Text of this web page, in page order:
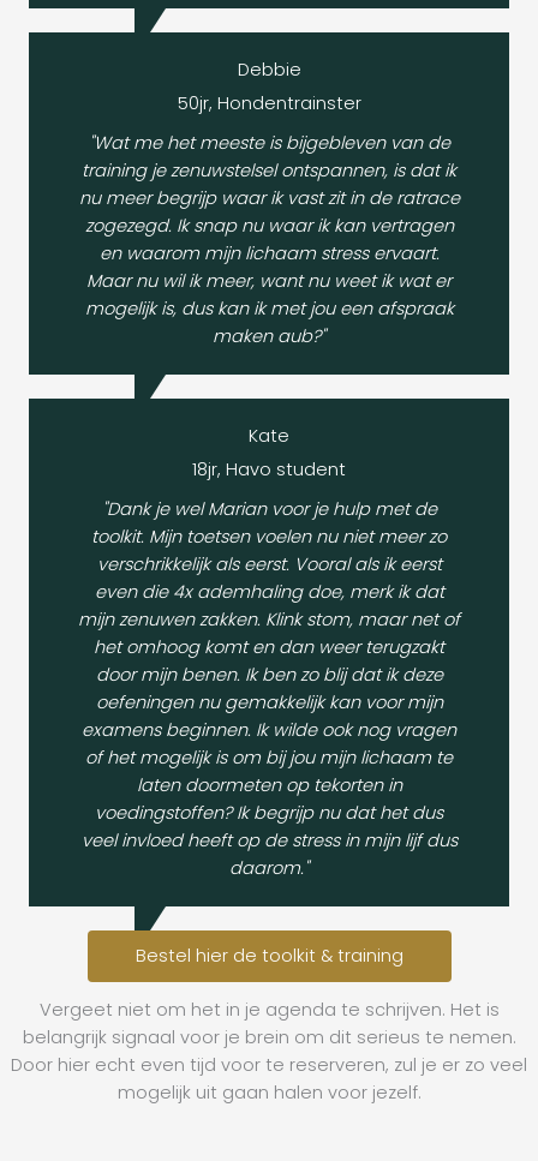
Debbie
50jr, Hondentrainster
"Wat me het meeste is bijgebleven van de
training je zenuwstelsel ontspannen, is dat ik
nu meer begrijp waar ik vast zit in de ratrace
zogezegd. Ik snap nu waar ik kan vertragen
en waarom mijn lichaam stress ervaart.
Maar nu wil ik meer, want nu weet ik wat er
mogelijk is, dus kan ik met jou een afspraak
maken aub?"
Kate
18jr, Havo student
"Dank je wel Marian voor je hulp met de
toolkit. Mijn toetsen voelen nu niet meer zo
verschrikkelijk als eerst. Vooral als ik eerst
even die 4x ademhaling doe, merk ik dat
mijn zenuwen zakken. Klink stom, maar net of
het omhoog komt en dan weer terugzakt
door mijn benen. Ik ben zo blij dat ik deze
oefeningen nu gemakkelijk kan voor mijn
examens beginnen. Ik wilde ook nog vragen
of het mogelijk is om bij jou mijn lichaam te
laten doormeten op tekorten in
voedingstoffen? Ik begrijp nu dat het dus
veel invloed heeft op de stress in mijn lijf dus
daarom."
Bestel hier de toolkit & training
Vergeet niet om het in je agenda te schrijven. Het is
belangrijk signaal voor je brein om dit serieus te nemen.
Door hier echt even tijd voor te reserveren, zul je er zo veel
mogelijk uit gaan halen voor jezelf.